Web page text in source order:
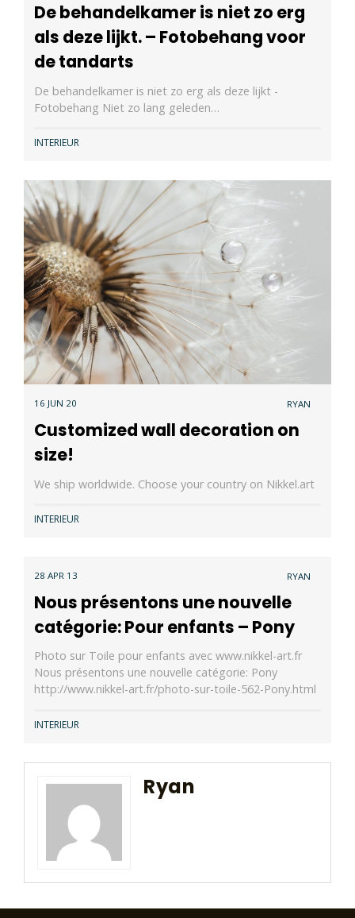
De behandelkamer is niet zo erg
als deze lijkt. – Fotobehang voor
de tandarts
De behandelkamer is niet zo erg als deze lijkt -
Fotobehang Niet zo lang geleden…
INTERIEUR
16 JUN 20 RYAN
Customized wall decoration on
size!
We ship worldwide. Choose your country on Nikkel.art
INTERIEUR
28 APR 13 RYAN
Nous présentons une nouvelle
catégorie: Pour enfants – Pony
Photo sur Toile pour enfants avec www.nikkel-art.fr
Nous présentons une nouvelle catégorie: Pony
http://www.nikkel-art.fr/photo-sur-toile-562-Pony.html
INTERIEUR
Ryan